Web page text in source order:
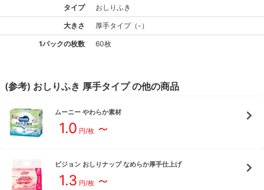
タイプ おしりふき
大きさ 厚手タイプ（ - ）
1パックの枚数 60枚
(参考) おしりふき 厚手タイプの他の商品
ムーニー やわらか素材
1.0 円/枚 ～
ピジョン おしりナップ なめらか厚手仕上げ
1.3 円/枚 ～